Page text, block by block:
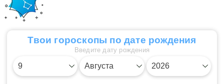
Твои гороскопы по дате рождения
Введите дату рождения